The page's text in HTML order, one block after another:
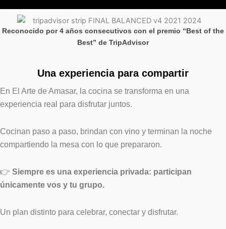
Reconocido por 4 años consecutivos con el premio “Best of the
Best” de TripAdvisor
Una experiencia para compartir
En El Arte de Amasar, la cocina se transforma en una
experiencia real para disfrutar juntos.
Cocinan paso a paso, brindan con vino y terminan la noche
compartiendo la mesa con lo que prepararon.
👉 Siempre es una experiencia privada: participan
únicamente vos y tu grupo.
Un plan distinto para celebrar, conectar y disfrutar.